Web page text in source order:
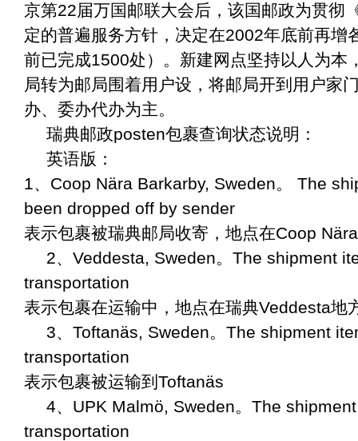
京第22届万国邮联大会后，该国邮政为贯彻
定的普遍服务方针，决定在2002年底前再增
前已完成1500处）。新建网点坚持以人为本
局转为邮局围着用户设，将邮局开到用户家
办、委办代办为主。
瑞典邮政posten包裹查询状态说明：
英语版：
1、Coop Nära Barkarby, Sweden。 The
been dropped off by sender
表示包裹被瑞典邮局收寄，地点在Coop
2、Veddesta, Sweden。The shipment
transportation
表示包裹在运输中，地点在瑞典Veddesta地
3、Toftanäs, Sweden。The shipment
transportation
表示包裹被运输到Toftanäs
4、UPK Malmö, Sweden。The
transportation